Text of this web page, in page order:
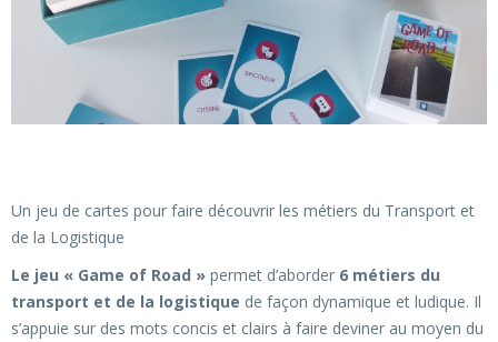
Un jeu de cartes pour faire découvrir les métiers du Transport et
de la Logistique
Le jeu « Game of Road » permet d’aborder 6 métiers du
transport et de la logistique de façon dynamique et ludique. Il
s’appuie sur des mots concis et clairs à faire deviner au moyen du